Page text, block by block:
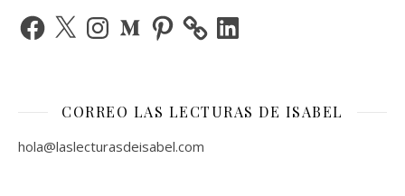
Facebook
X InstagramMediumPinterest LinkedIn
CORREO LAS LECTURAS DE ISABEL
hola@laslecturasdeisabel.com